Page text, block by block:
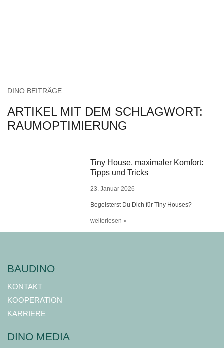
DINO BEITRÄGE
ARTIKEL MIT DEM SCHLAGWORT:
RAUMOPTIMIERUNG
Tiny House, maximaler Komfort:
Tipps und Tricks
23. Januar 2026
Begeisterst Du Dich für Tiny Houses?
weiterlesen »
BAUDINO
KONTAKT
KOOPERATION
KARRIERE
DINO MEDIA